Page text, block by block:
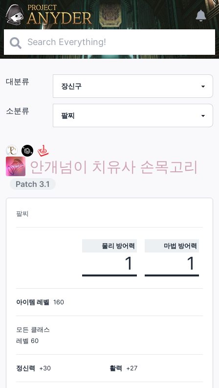
대분류
소분류
안개넘이 치유사 손목고리
Patch 3.1
팔찌
물리 방어력
1
마법 방어력
1
아이템 레벨 160
모든 클래스
레벨 60
정신력 +30 활력 +27